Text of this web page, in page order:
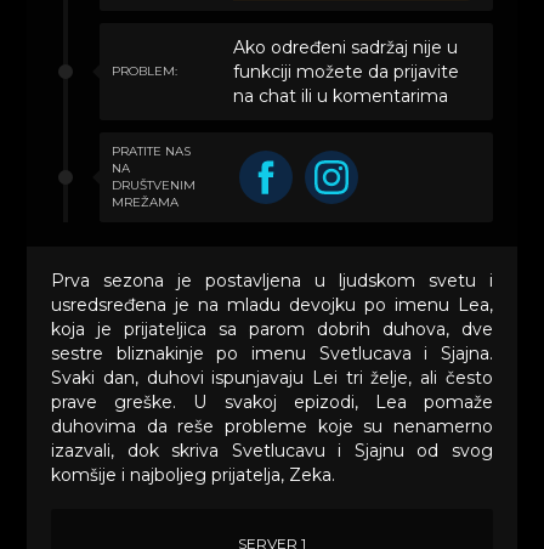
PROBLEM:
Ako određeni sadržaj nije u
funkciji možete da prijavite
na chat ili u komentarima
PRATITE NAS
NA
DRUŠTVENIM
MREŽAMA
Prva sezona je postavljena u ljudskom svetu i
usredsređena je na mladu devojku po imenu Lea,
koja je prijateljica sa parom dobrih duhova, dve
sestre bliznakinje po imenu Svetlucava i Sjajna.
Svaki dan, duhovi ispunjavaju Lei tri želje, ali često
prave greške. U svakoj epizodi, Lea pomaže
duhovima da reše probleme koje su nenamerno
izazvali, dok skriva Svetlucavu i Sjajnu od svog
komšije i najboljeg prijatelja, Zeka.
SERVER 1